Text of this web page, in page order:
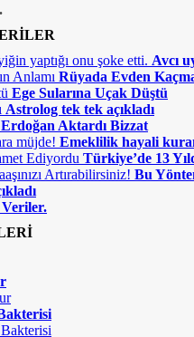
Avcı
Rüyada Evden
Ege Sularına Uçak Düştü
Astrolog tek tek açıkladı
Erdoğan Aktardı Bizzat
Emeklilik hayali
Türkiye’de 13
Bu
Veriler.